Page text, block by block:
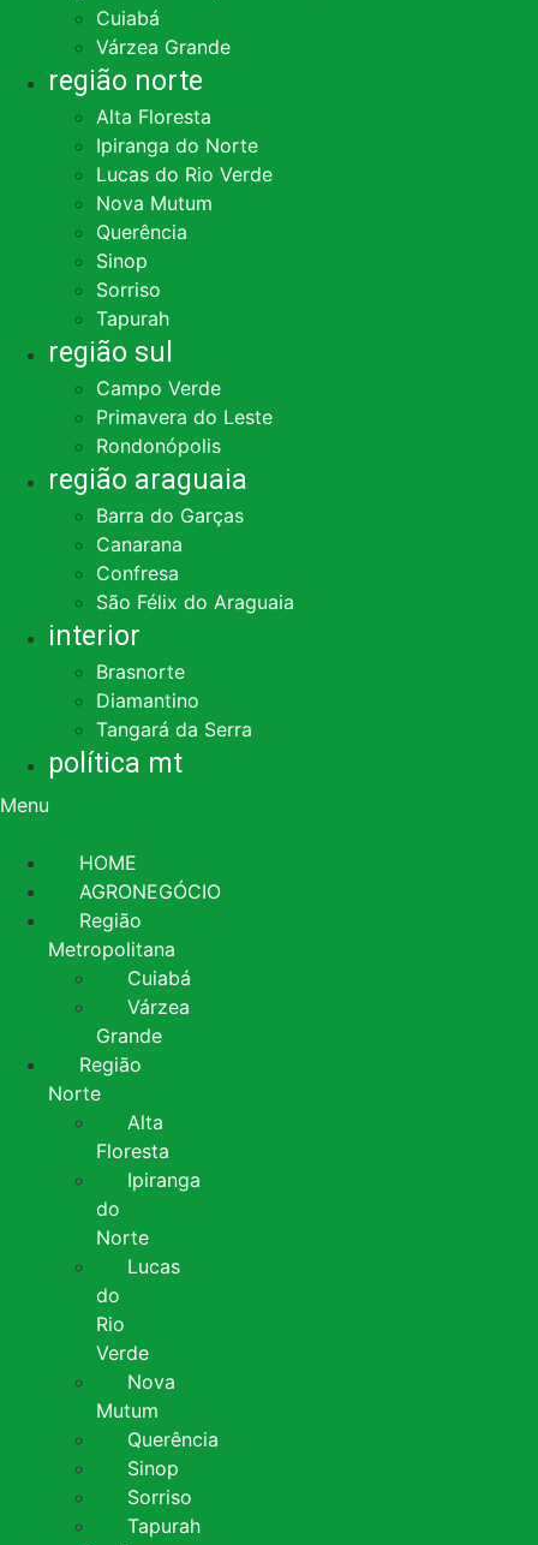
Cuiabá
Várzea Grande
região norte
Alta Floresta
Ipiranga do Norte
Lucas do Rio Verde
Nova Mutum
Querência
Sinop
Sorriso
Tapurah
região sul
Campo Verde
Primavera do Leste
Rondonópolis
região araguaia
Barra do Garças
Canarana
Confresa
São Félix do Araguaia
interior
Brasnorte
Diamantino
Tangará da Serra
política mt
Menu
HOME
AGRONEGÓCIO
Região
Metropolitana
Cuiabá
Várzea
Grande
Região
Norte
Alta
Floresta
Ipiranga
do
Norte
Lucas
do
Rio
Verde
Nova
Mutum
Querência
Sinop
Sorriso
Tapurah